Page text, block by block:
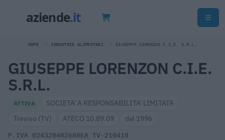
HOME INDUSTRIE ALIMENTARI GIUSEPPE LORENZON C.I.E. S.R.L.
GIUSEPPE LORENZON C.I.E.
S.R.L.
ATTIVA
SOCIETA' A RESPONSABILITA' LIMITATA
Treviso (TV)
ATECO 10.89.09 dal 1996
P.IVA 02432840268REA TV-210418